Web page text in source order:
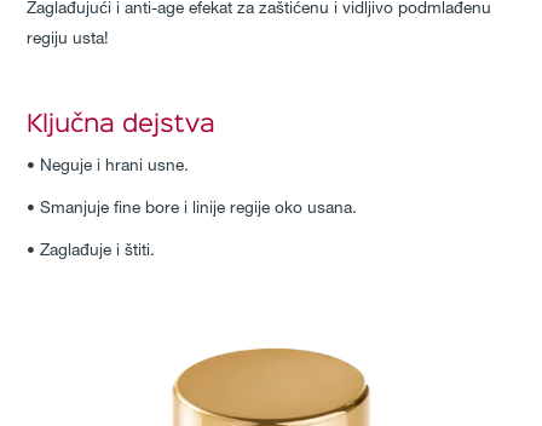
Zaglađujući i anti-age efekat za zaštićenu i vidljivo podmlađenu
regiju usta!
Ključna dejstva
• Neguje i hrani usne.
• Smanjuje fine bore i linije regije oko usana.
• Zaglađuje i štiti.